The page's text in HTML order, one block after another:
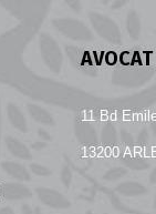
11 Bd
13200